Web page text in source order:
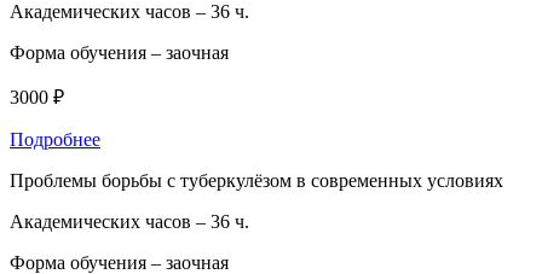
Академических часов – 36 ч.
Форма обучения – заочная
3000 ₽
Подробнее
Проблемы борьбы с туберкулёзом в современных условиях
Академических часов – 36 ч.
Форма обучения – заочная